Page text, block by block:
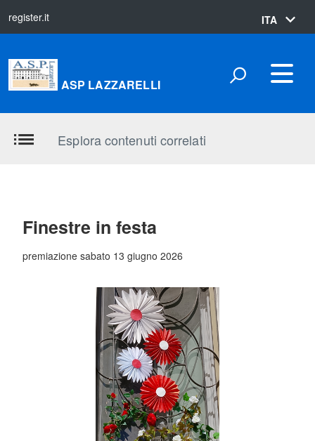
register.it
lingua
attiva:
ITA
ASP LAZZARELLI
Esplora contenuti correlati
Finestre in festa
premiazione sabato 13 giugno 2026